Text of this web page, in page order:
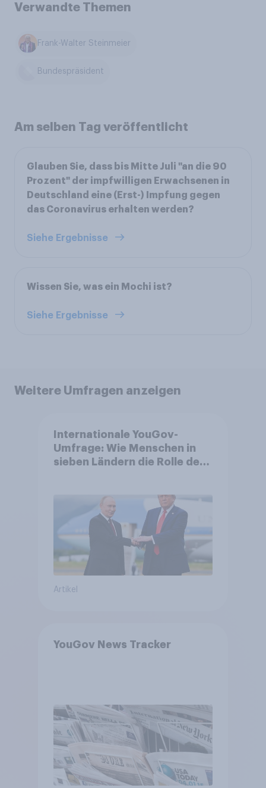
Verwandte Themen
Frank-Walter Steinmeier
Bundespräsident
Am selben Tag veröffentlicht
Glauben Sie, dass bis Mitte Juli "an die 90
Prozent" der impfwilligen Erwachsenen in
Deutschland eine (Erst-) Impfung gegen
das Coronavirus erhalten werden?
Siehe Ergebnisse
Wissen Sie, was ein Mochi ist?
Siehe Ergebnisse
Weitere Umfragen anzeigen
Internationale YouGov-
Umfrage: Wie Menschen in
sieben Ländern die Rolle der
Bedrohungen und Bündnisse
bewerten
Artikel
YouGov News Tracker